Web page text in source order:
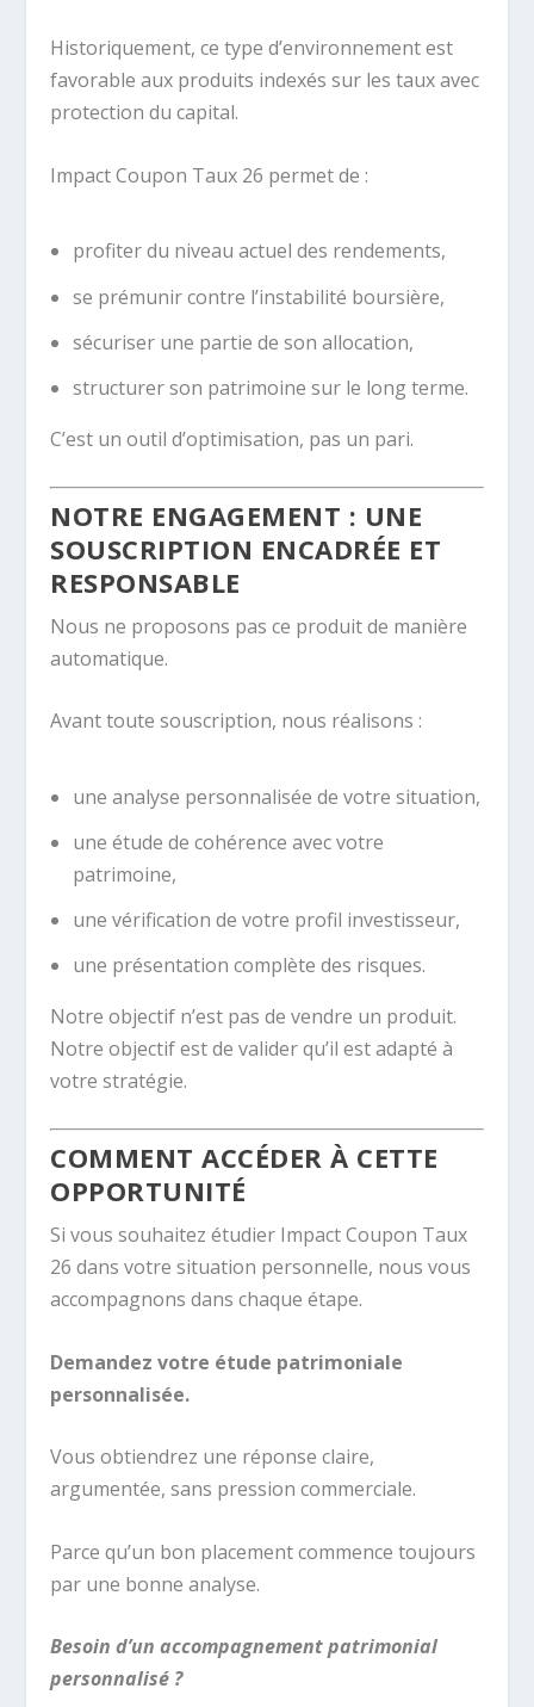
Historiquement, ce type d’environnement est
favorable aux produits indexés sur les taux avec
protection du capital.
Impact Coupon Taux 26 permet de :
profiter du niveau actuel des rendements,
se prémunir contre l’instabilité boursière,
sécuriser une partie de son allocation,
structurer son patrimoine sur le long terme.
C’est un outil d’optimisation, pas un pari.
NOTRE ENGAGEMENT : UNE
SOUSCRIPTION ENCADRÉE ET
RESPONSABLE
Nous ne proposons pas ce produit de manière
automatique.
Avant toute souscription, nous réalisons :
une analyse personnalisée de votre situation,
une étude de cohérence avec votre
patrimoine,
une vérification de votre profil investisseur,
une présentation complète des risques.
Notre objectif n’est pas de vendre un produit.
Notre objectif est de valider qu’il est adapté à
votre stratégie.
COMMENT ACCÉDER À CETTE
OPPORTUNITÉ
Si vous souhaitez étudier Impact Coupon Taux
26 dans votre situation personnelle, nous vous
accompagnons dans chaque étape.
Demandez votre étude patrimoniale
personnalisée.
Vous obtiendrez une réponse claire,
argumentée, sans pression commerciale.
Parce qu’un bon placement commence toujours
par une bonne analyse.
Besoin d’un accompagnement patrimonial
personnalisé ?